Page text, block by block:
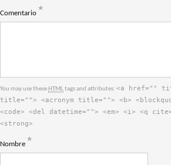
Comentario *
You may use these HTMLtags and attributes: <a href=""
title=""> <acronym title=""> <b>
<code> <del datetime=""> <em> <i> <q
<strong>
Nombre *